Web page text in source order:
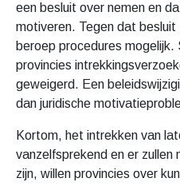
een besluit over nemen en
motiveren. Tegen dat besluit
beroep procedures
provincies
geweigerd. Een
dan juridische
Kortom, het intrekken van
vanzelfsprekend en er zullen
zijn, willen provincies over